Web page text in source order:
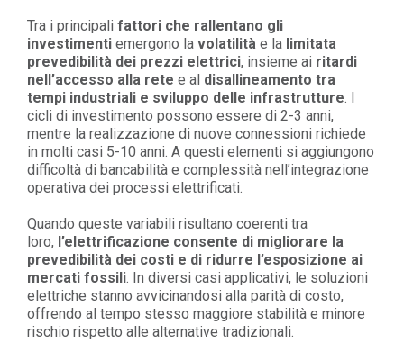
Tra i principali fattori che rallentano gli
investimenti emergono la volatilità e la limitata
prevedibilità dei prezzi elettrici, insieme ai ritardi
nell’accesso alla rete e al disallineamento tra
tempi industriali e sviluppo delle infrastrutture. I
cicli di investimento possono essere di 2-3 anni,
mentre la realizzazione di nuove connessioni richiede
in molti casi 5-10 anni. A questi elementi si aggiungono
difficoltà di bancabilità e complessità nell’integrazione
operativa dei processi elettrificati.
Quando queste variabili risultano coerenti tra
loro, l’elettrificazione consente di migliorare la
prevedibilità dei costi e di ridurre l’esposizione ai
mercati fossili. In diversi casi applicativi, le soluzioni
elettriche stanno avvicinandosi alla parità di costo,
offrendo al tempo stesso maggiore stabilità e minore
rischio rispetto alle alternative tradizionali.